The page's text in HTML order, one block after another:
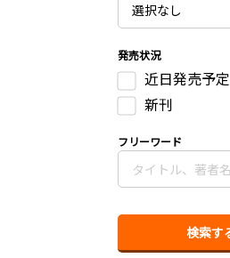
発売状況
近日発売予定
新刊
フリーワード